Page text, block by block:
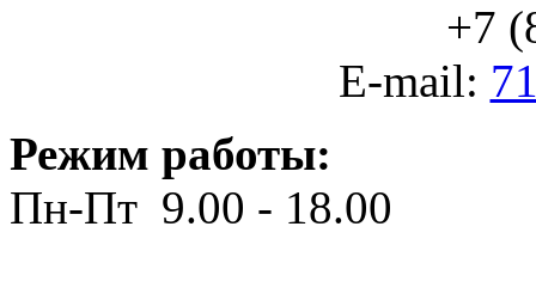
+7
E-mail:
Режим работы:
Пн-Пт 9.00 - 18.00